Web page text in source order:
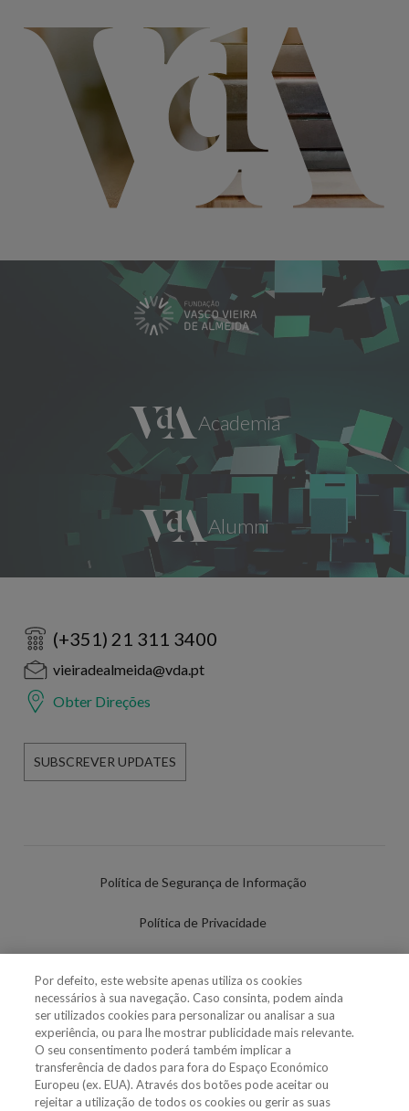
(+351) 21 311 3400
vieiradealmeida@vda.pt
Obter Direções
SUBSCREVER UPDATES
Política de Segurança de Informação
Política de Privacidade
Política de Cookies
Definições de cookies
Uso Fraudulento Nome/Marca
Por defeito, este website apenas utiliza os cookies
necessários à sua navegação. Caso consinta, podem ainda
ser utilizados cookies para personalizar ou analisar a sua
experiência, ou para lhe mostrar publicidade mais relevante.
O seu consentimento poderá também implicar a
transferência de dados para fora do Espaço Económico
Europeu (ex. EUA). Através dos botões pode aceitar ou
rejeitar a utilização de todos os cookies ou gerir as suas